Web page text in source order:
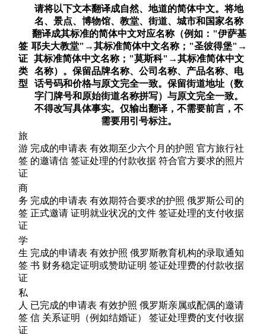
签
证
类
型
请将以下文本翻译成自然、地道的简体中文。将地
名、景点、博物馆、教堂、街道、城市和国家名称
翻译成其标准的简体中文对应名称（例如："伊萨基
耶夫大教堂"→其标准简体中文名称；"圣彼得堡"→
其标准简体中文名称；"莫斯科"→其标准简体中文
名称）。保留品牌名称、公司名称、产品名称、电
话号码和价格与原文完全一致。保留街道地址（数
字门牌号和原始街道名称拼写）与原文完全一致。
不得改写具体事实。仅输出翻译，不需要前言，不
需要用引号标注。
旅
游
签
证
完成的申请表 有效期至少六个月的护照 官方旅行社
的邀请信 签证处理的付款收据 符合官方要求的照片
商
务
签
证
完成的申请表 有效期符合要求的护照 俄罗斯公司的
正式邀请 证明就业状况的文件 签证处理的支付收据
学
生
签
证
完成的申请表 有效护照 俄罗斯教育机构的录取通知
书 财务稳定证明或赞助证明 签证处理费的付款收据
私
人
签
证
已完成的申请表 有效护照 俄罗斯亲属或配偶的邀请
信 关系证明（例如结婚证） 签证处理费的支付收据